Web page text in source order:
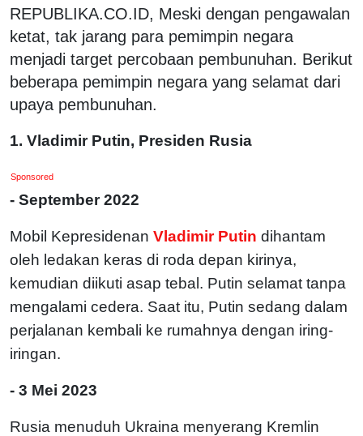
REPUBLIKA.CO.ID, Meski dengan pengawalan
ketat, tak jarang para pemimpin negara
menjadi target percobaan pembunuhan. Berikut
beberapa pemimpin negara yang selamat dari
upaya pembunuhan.
1. Vladimir Putin, Presiden Rusia
Sponsored
- September 2022
Mobil Kepresidenan Vladimir Putin dihantam
oleh ledakan keras di roda depan kirinya,
kemudian diikuti asap tebal. Putin selamat tanpa
mengalami cedera. Saat itu, Putin sedang dalam
perjalanan kembali ke rumahnya dengan iring-
iringan.
- 3 Mei 2023
Rusia menuduh Ukraina menyerang Kremlin